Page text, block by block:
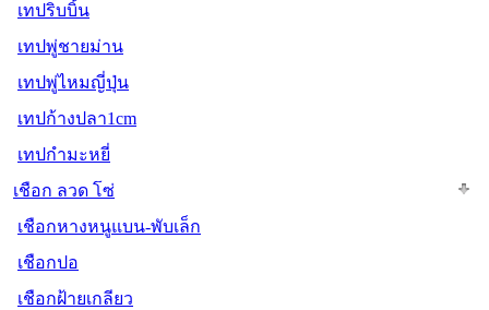
เทปริบบิ้น
เทปพู่ชายม่าน
เทปพู่ไหมญี่ปุ่น
เทปก้างปลา1cm
เทปกำมะหยี่
เชือก ลวด โซ่
เชือกหางหนูแบน-พับเล็ก
เชือกปอ
เชือกฝ้ายเกลียว